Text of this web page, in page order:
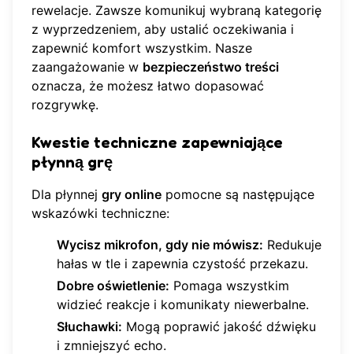
rewelacje. Zawsze komunikuj wybraną kategorię
z wyprzedzeniem, aby ustalić oczekiwania i
zapewnić komfort wszystkim. Nasze
zaangażowanie w bezpieczeństwo treści
oznacza, że możesz łatwo dopasować
rozgrywkę.
Kwestie techniczne zapewniające
płynną grę
Dla płynnej gry online pomocne są następujące
wskazówki techniczne:
Wycisz mikrofon, gdy nie mówisz: Redukuje
hałas w tle i zapewnia czystość przekazu.
Dobre oświetlenie: Pomaga wszystkim
widzieć reakcje i komunikaty niewerbalne.
Słuchawki: Mogą poprawić jakość dźwięku
i zmniejszyć echo.